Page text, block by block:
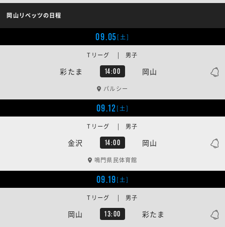
岡山リベッツの日程
09.05[土]
彩たま 14:00 岡山
Tリーグ | 男子
パルシー
09.12[土]
金沢 14:00 岡山
Tリーグ | 男子
鳴門県民体育館
09.19[土]
岡山 13:00 彩たま
Tリーグ | 男子